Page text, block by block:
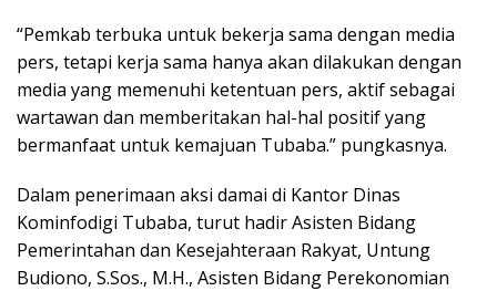
“Pemkab terbuka untuk bekerja sama dengan media
pers, tetapi kerja sama hanya akan dilakukan dengan
media yang memenuhi ketentuan pers, aktif sebagai
wartawan dan memberitakan hal-hal positif yang
bermanfaat untuk kemajuan Tubaba.” pungkasnya.
Dalam penerimaan aksi damai di Kantor Dinas
Kominfodigi Tubaba, turut hadir Asisten Bidang
Pemerintahan dan Kesejahteraan Rakyat, Untung
Budiono, S.Sos., M.H., Asisten Bidang Perekonomian